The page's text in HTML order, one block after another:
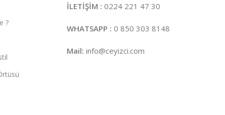
?
İLETİŞİM : 0224 221 47 30
WHATSAPP : 0 850 303 8148
Mail: info@ceyizci.com